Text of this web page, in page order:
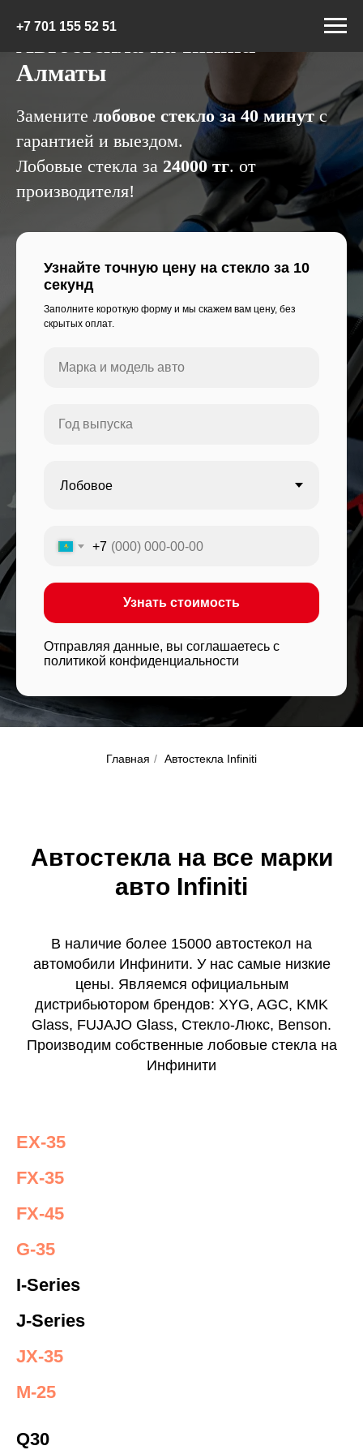
+7 701 155 52 51
Алматы
Замените лобовое стекло за 40 минутс
гарантией и выездом.
Лобовые стекла за 24000 тг. от
производителя!
Узнайте точную цену на стекло за 10
секунд
Заполните короткую форму и мы скажем вам цену, без
скрытых оплат.
+7
Узнать стоимость
Отправляя данные, вы соглашаетесь с
политикой конфиденциальности
Главная / Автостекла Infiniti
Автостекла на все марки
авто Infiniti
В наличие более 15000 автостекол на
автомобили Инфинити. У нас самые низкие
цены. Являемся официальным
дистрибьютором брендов: XYG, AGC, KMK
Glass, FUJAJO Glass, Стекло-Люкс, Benson.
Производим собственные лобовые стекла на
Инфинити
EX-35
FX-35
FX-45
G-35
I-Series
J-Series
JX-35
M-25
Q30